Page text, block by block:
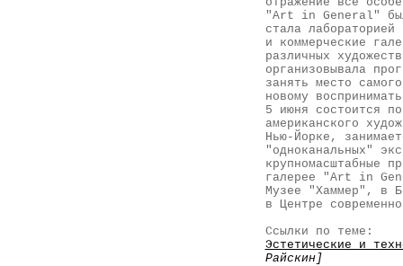
"Art in General"
стала
и коммерческие
различных
организовывала
занять место
новому
5 июня состоится
американского
Нью-Йорке,
"одноканальных"
крупномасштабные
галерее "Art in
Музее "Хаммер", в
в Центре
Ссылки по теме:
Эстетические и
Райскин]